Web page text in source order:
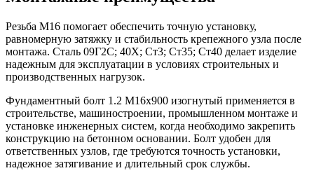
Резьба М16 помогает обеспечить точную установку,
равномерную затяжку и стабильность крепежного узла после
монтажа. Сталь 09Г2С; 40Х; Ст3; Ст35; Ст40 делает изделие
надежным для эксплуатации в условиях строительных и
производственных нагрузок.
Фундаментный болт 1.2 М16х900 изогнутый применяется в
строительстве, машиностроении, промышленном монтаже и
установке инженерных систем, когда необходимо закрепить
конструкцию на бетонном основании. Болт удобен для
ответственных узлов, где требуются точность установки,
надежное затягивание и длительный срок службы.